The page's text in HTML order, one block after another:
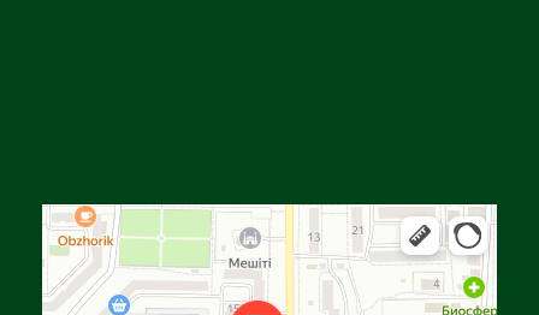
Улица Байтурсынова, 16 — Яндекс Карты